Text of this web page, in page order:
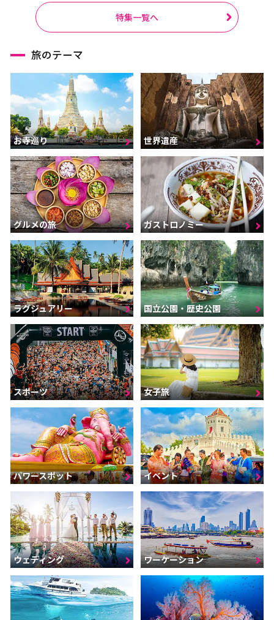
特集一覧へ
旅のテーマ
お寺巡り 世界遺産
グルメの旅 ガストロノミー
ラグジュアリー 国立公園・歴史公園
スポーツ 女子旅
パワースポット イベント
ウェディング ワーケーション